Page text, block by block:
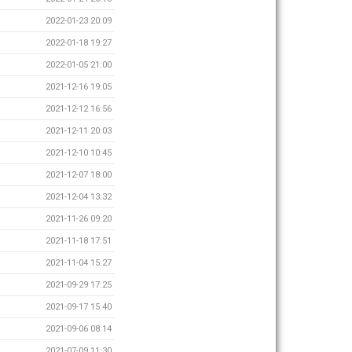
2022-01-23 20:09
2022-01-18 19:27
2022-01-05 21:00
2021-12-16 19:05
2021-12-12 16:56
2021-12-11 20:03
2021-12-10 10:45
2021-12-07 18:00
2021-12-04 13:32
2021-11-26 09:20
2021-11-18 17:51
2021-11-04 15:27
2021-09-29 17:25
2021-09-17 15:40
2021-09-06 08:14